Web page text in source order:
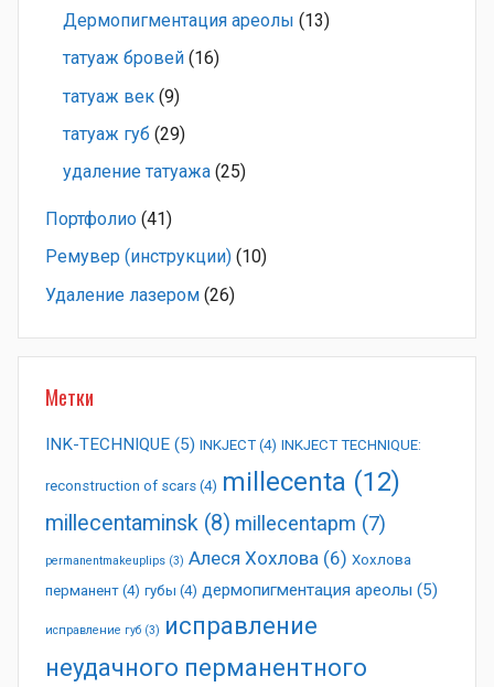
Дермопигментация ареолы (13)
татуаж бровей (16)
татуаж век (9)
татуаж губ (29)
удаление татуажа (25)
Портфолио (41)
Ремувер (инструкции) (10)
Удаление лазером (26)
Метки
INK-TECHNIQUE (5) INKJECT (4) INKJECT TECHNIQUE:
reconstruction of scars (4) millecenta (12)
millecentaminsk (8) millecentapm (7)
permanentmakeuplips (3) Алеся Хохлова (6) Хохлова
перманент (4) губы (4) дермопигментация ареолы (5)
исправление губ (3) исправление
неудачного перманентного